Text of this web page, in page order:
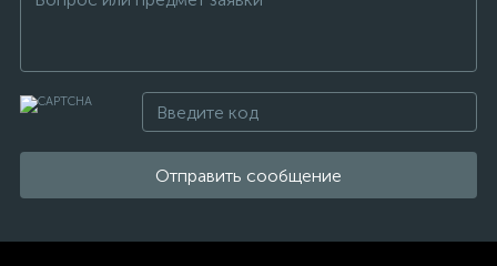
Отправить сообщение